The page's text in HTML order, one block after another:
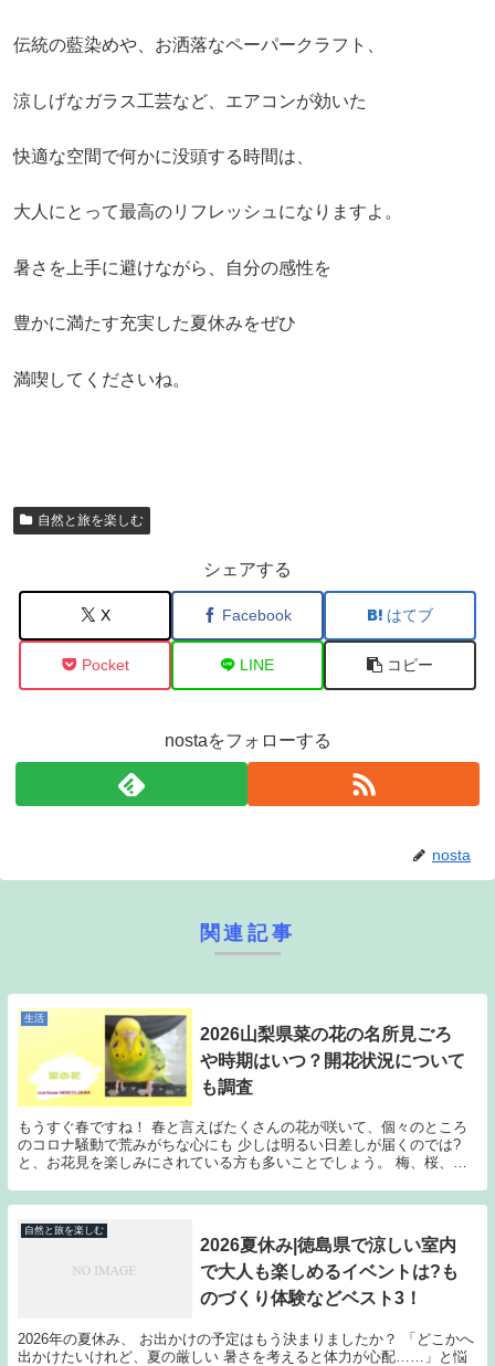
伝統の藍染めや、お洒落なペーパークラフト、
涼しげなガラス工芸など、エアコンが効いた
快適な空間で何かに没頭する時間は、
大人にとって最高のリフレッシュになりますよ。
暑さを上手に避けながら、自分の感性を
豊かに満たす充実した夏休みをぜひ
満喫してくださいね。
自然と旅を楽しむ
シェアする
X Facebook はてブ
Pocket LINE コピー
nostaをフォローする
nosta
関連記事
生活
2026山梨県菜の花の名所見ごろ
や時期はいつ？開花状況について
も調査
もうすぐ春ですね！ 春と言えばたくさんの花が咲いて、個々のところ
のコロナ騒動で荒みがちな心にも 少しは明るい日差しが届くのでは?
と、お花見を楽しみにされている方も多いことでしょう。 梅、桜、チ
自然と旅を楽しむ
2026夏休み|徳島県で涼しい室内
で大人も楽しめるイベントは?も
のづくり体験などベスト3！
2026年の夏休み、 お出かけの予定はもう決まりましたか？ 「どこかへ
出かけたいけれど、夏の厳しい 暑さを考えると体力が心配……」と悩